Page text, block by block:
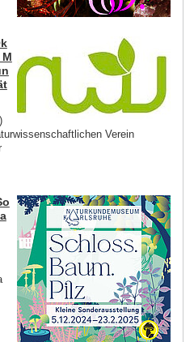
Verein